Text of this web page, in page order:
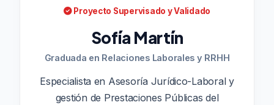
Proyecto Supervisado y Validado
Sofía Martín
Graduada en Relaciones Laborales y RRHH
Especialista en Asesoría Jurídico-Laboral y
gestión de Prestaciones Públicas del